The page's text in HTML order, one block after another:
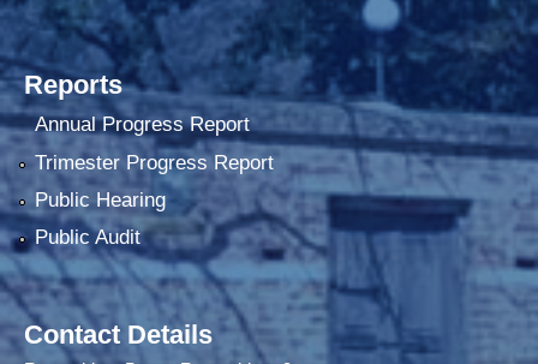
Reports
Annual Progress Report
Trimester Progress Report
Public Hearing
Public Audit
Contact Details